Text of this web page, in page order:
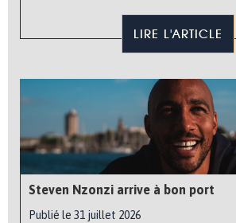
LIRE L'ARTICLE
Steven Nzonzi arrive à bon port
Publié le 31 juillet 2026